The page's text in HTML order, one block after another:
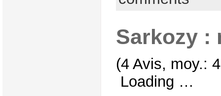
Sarkozy :
(4 Avis, moy.:
Loading …